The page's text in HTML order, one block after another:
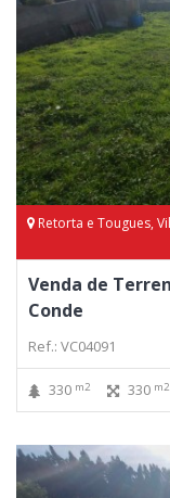
Retorta e Tougues,
Venda de
Conde
Ref.: VC04091
330 m2 330 m2